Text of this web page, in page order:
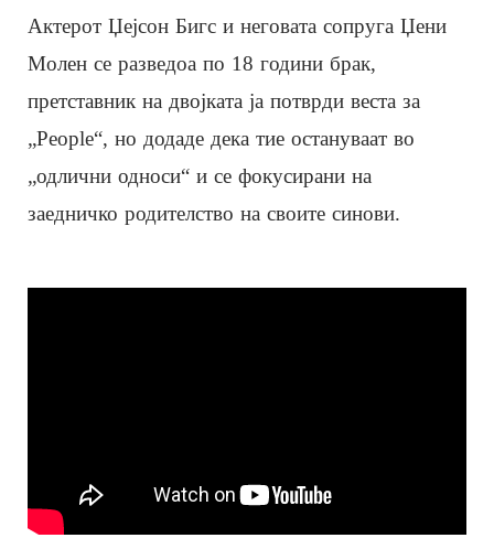
Актерот Џејсон Бигс и неговата сопруга Џени
Молен се разведоа по 18 години брак,
претставник на двојката ја потврди веста за
„People“, но додаде дека тие остануваат во
„одлични односи“ и се фокусирани на
заедничко родителство на своите синови.